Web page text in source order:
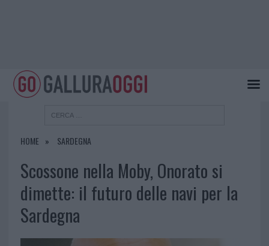
HOME SARDEGNA
Scossone nella Moby, Onorato si
dimette: il futuro delle navi per la
Sardegna